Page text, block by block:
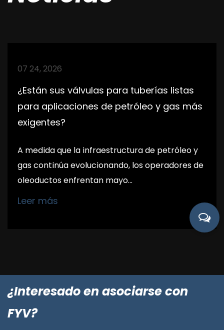
07 24, 2026
¿Están sus válvulas para tuberías listas
para aplicaciones de petróleo y gas más
exigentes?
A medida que la infraestructura de petróleo y
gas continúa evolucionando, los operadores de
oleoductos enfrentan mayo...
Leer más
¿Interesado en asociarse con
FYV?